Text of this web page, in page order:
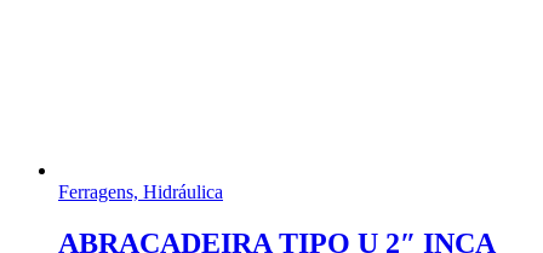
Ferragens, Hidráulica
ABRAÇADEIRA TIPO U 2″ INCA